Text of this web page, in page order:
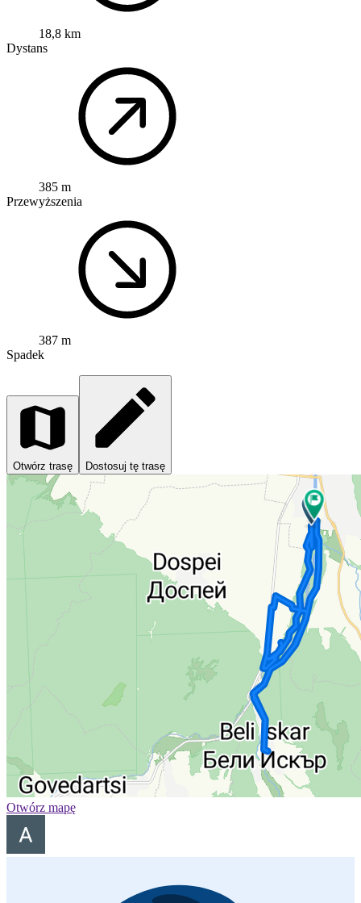
18,8 km
Dystans
385 m
Przewyższenia
387 m
Spadek
Otwórz trasę Dostosuj tę trasę
Otwórz mapę